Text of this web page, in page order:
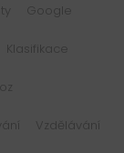
Google
Klasifikace
Vzdělávání